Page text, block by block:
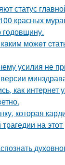
статус
красных
можeт
усилия не
как интернет
которая
на